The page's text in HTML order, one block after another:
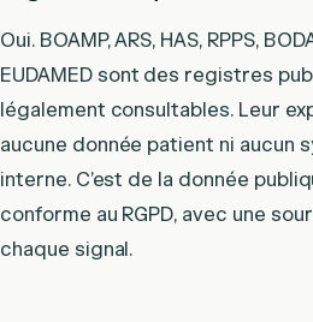
Oui. BOAMP, ARS, HAS, RPPS,
EUDAMED sont des registres
légalement consultables. Leur
aucune donnée patient ni aucun
interne. C’est de la donnée
conforme au RGPD, avec une
chaque signal.